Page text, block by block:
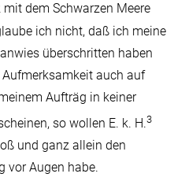
mit dem Schwarzen Meere
ich nicht, daß ich meine
überschritten haben
auch auf
Aufträg in keiner
so wollen E. k. H.3
und ganz allein den
vor Augen habe.